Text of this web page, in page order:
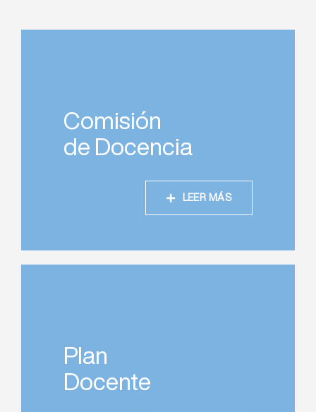
Comisión
de Docencia
LEER MÁS
Plan
Docente